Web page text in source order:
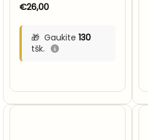
€26,00
Gaukite 130
tšk.